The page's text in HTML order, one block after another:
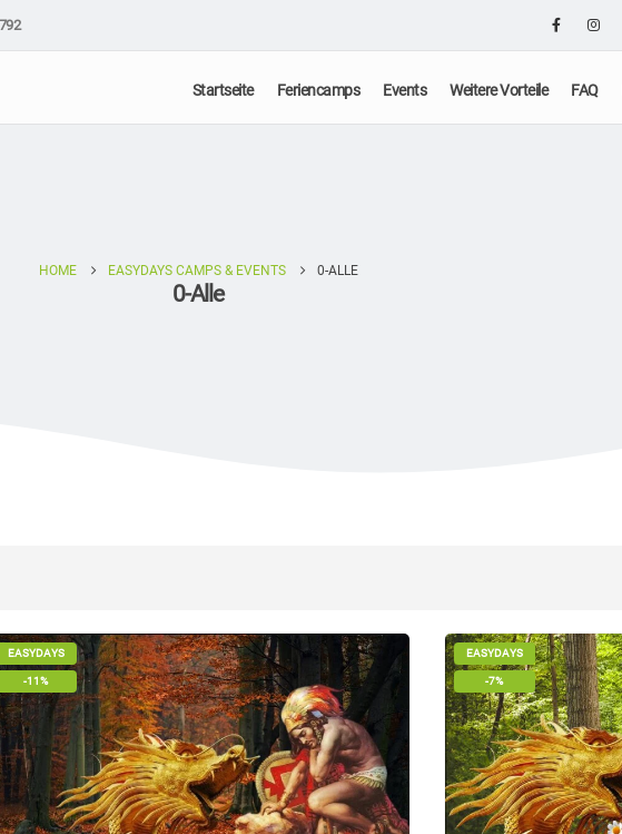
Startseite Feriencamps Events Weitere Vorteile FAQ
HOME EASYDAYS CAMPS & EVENTS 0-ALLE
0-Alle
EASYDAYS
-11%
EASYDAYS
-7%